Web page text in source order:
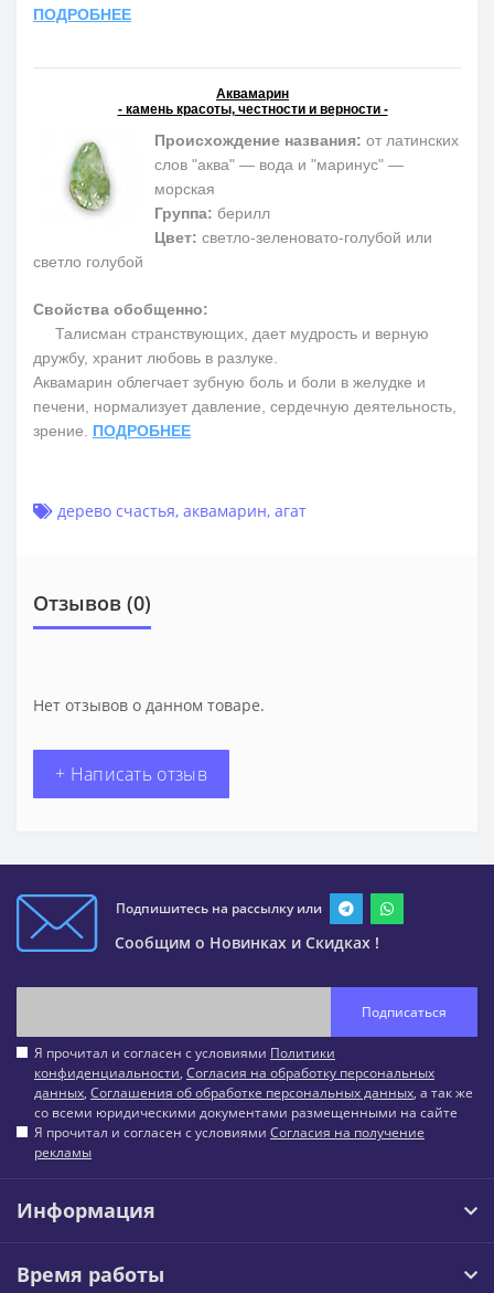
ПОДРОБНЕЕ
Аквамарин
- камень красоты, честности и верности -
Происхождение названия: от латинских
слов "аква" — вода и "маринус" —
морская
Группа: берилл
Цвет: светло-зеленовато-голубой или
светло голубой
Свойства обобщенно:
Талисман странствующих, дает мудрость и верную
дружбу, хранит любовь в разлуке.
Аквамарин облегчает зубную боль и боли в желудке и
печени, нормализует давление, сердечную деятельность,
зрение. ПОДРОБНЕЕ
дерево счастья, аквамарин, агат
Отзывов (0)
Нет отзывов о данном товаре.
+ Написать отзыв
Подпишитесь на рассылку или
Сообщим о Новинках и Скидках !
Подписаться
Я прочитал и согласен с условиями Политики
конфиденциальности, Согласия на обработку персональных
данных, Соглашения об обработке персональных данных, а так же
со всеми юридическими документами размещенными на сайте
Я прочитал и согласен с условиями Согласия на получение
рекламы
Информация
Время работы